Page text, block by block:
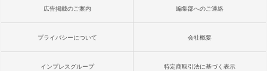
広告掲載のご案内 編集部へのご連絡
プライバシーについて 会社概要
インプレスグループ 特定商取引法に基づく表示